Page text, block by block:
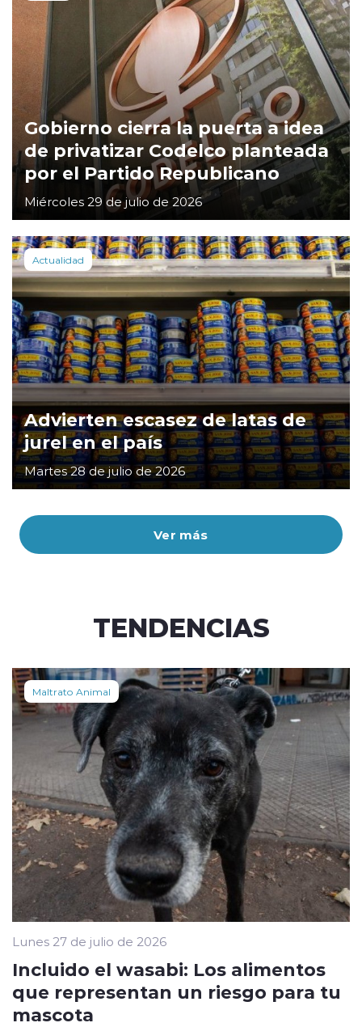
Ver más
Gobierno cierra la puerta a idea
de privatizar Codelco planteada
por el Partido Republicano
Miércoles 29 de julio de 2026
Actualidad
Advierten escasez de latas de
jurel en el país
Martes 28 de julio de 2026
TENDENCIAS
Maltrato Animal
Lunes 27 de julio de 2026
Incluido el wasabi: Los alimentos
que representan un riesgo para tu
mascota